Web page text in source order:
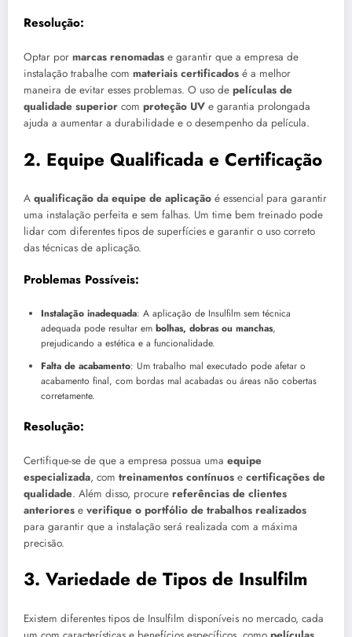
Resolução:
Optar por marcas renomadas e garantir que a empresa de
instalação trabalhe com materiais certificados é a melhor
maneira de evitar esses problemas. O uso de películas de
qualidade superior com proteção UV e garantia prolongada
ajuda a aumentar a durabilidade e o desempenho da película.
2. Equipe Qualificada e Certificação
A qualificação da equipe de aplicação é essencial para garantir
uma instalação perfeita e sem falhas. Um time bem treinado pode
lidar com diferentes tipos de superfícies e garantir o uso correto
das técnicas de aplicação.
Problemas Possíveis:
Instalação inadequada: A aplicação de Insulfilm sem técnica
adequada pode resultar em bolhas, dobras ou manchas,
prejudicando a estética e a funcionalidade.
Falta de acabamento: Um trabalho mal executado pode afetar o
acabamento final, com bordas mal acabadas ou áreas não cobertas
corretamente.
Resolução:
Certifique-se de que a empresa possua uma equipe
especializada, com treinamentos contínuos e certificações de
qualidade. Além disso, procure referências de clientes
anteriores e verifique o portfólio de trabalhos realizados
para garantir que a instalação será realizada com a máxima
precisão.
3. Variedade de Tipos de Insulfilm
Existem diferentes tipos de Insulfilm disponíveis no mercado, cada